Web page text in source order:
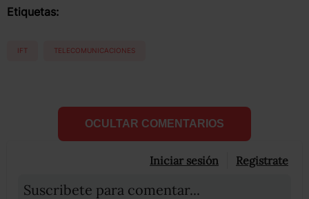
Etiquetas:
IFT TELECOMUNICACIONES
OCULTAR COMENTARIOS
Iniciar sesión Registrate
Suscribete para comentar...